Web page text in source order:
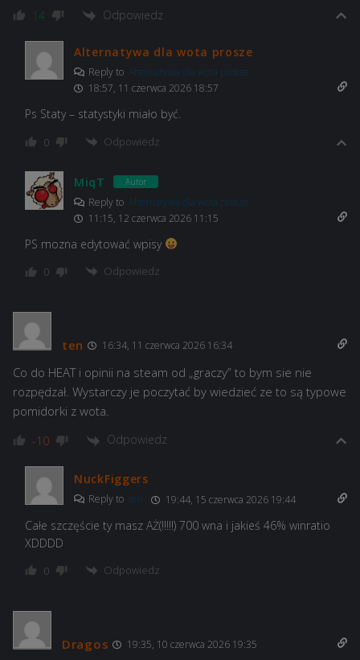
14 Odpowiedz
Alternatywa dla wota prosze
Reply to Alternatywa dla wota prosze
18:57, 11 czerwca 2026 18:57
Ps Staty – statystyki miało być.
0 Odpowiedz
MiqT Autor
Reply to Alternatywa dla wota prosze
11:15, 12 czerwca 2026 11:15
PS mozna edytować wpisy
0 Odpowiedz
ten 16:34, 11 czerwca 2026 16:34
Co do HEAT i opinii na steam od „graczy” to bym sie nie
rozpędzał. Wystarczy je poczytać by wiedzieć ze to są typowe
pomidorki z wota.
-10 Odpowiedz
NuckFiggers
Reply to ten 19:44, 15 czerwca 2026 19:44
Całe szczęście ty masz AŻ(!!!!!) 700 wna i jakieś 46% winratio
XDDDD
0 Odpowiedz
Dragos 19:35, 10 czerwca 2026 19:35